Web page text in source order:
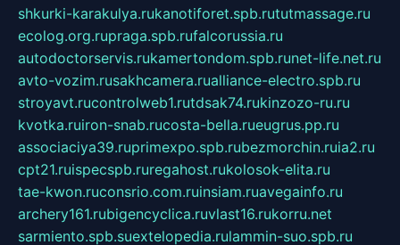
shkurki-karakulya.rukanotiforet.spb.rututmassage.ru
ecolog.org.rupraga.spb.rufalcorussia.ru
autodoctorservis.rukamertondom.spb.runet-life.net.ru
avto-vozim.rusakhcamera.rualliance-electro.spb.ru
stroyavt.rucontrolweb1.rutdsak74.rukinzozo-ru.ru
kvotka.ruiron-snab.rucosta-bella.rueugrus.pp.ru
associaciya39.ruprimexpo.spb.rubezmorchin.ruia2.ru
cpt21.ruispecspb.ruregahost.rukolosok-elita.ru
tae-kwon.ruconsrio.com.ruinsiam.ruavegainfo.ru
archery161.rubigencyclica.ruvlast16.rukorru.net
sarmiento.spb.suextelopedia.rulammin-suo.spb.ru